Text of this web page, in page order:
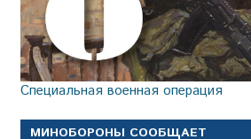
Специальная военная операция
МИНОБОРОНЫ СООБЩАЕТ